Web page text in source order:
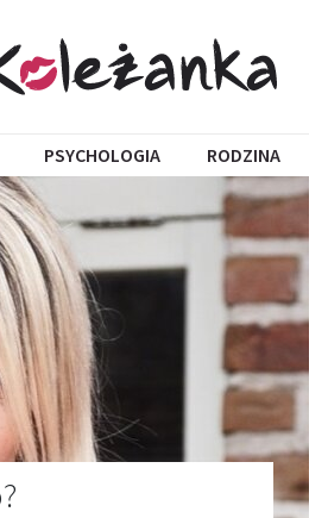
PSYCHOLOGIA RODZINA